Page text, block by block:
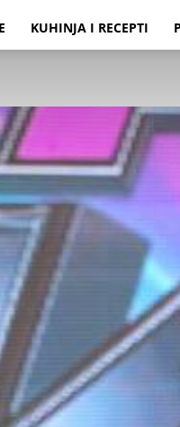
KUHINJA I RECEPTI